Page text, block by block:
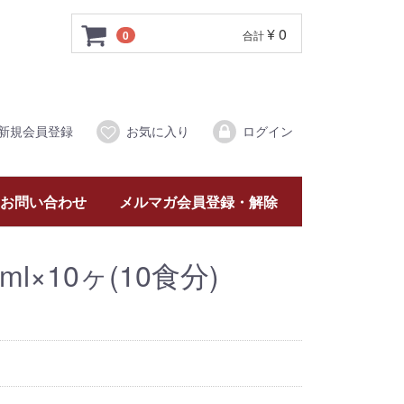
0 合計¥ 0
規会員登録 お気に入り ログイン
お問い合わせ メルマガ会員登録・解除
ヶ(10食分)